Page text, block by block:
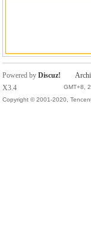
GMT+8,
Powered byDiscuz!
X3.4
Copyright © 2001-2020,